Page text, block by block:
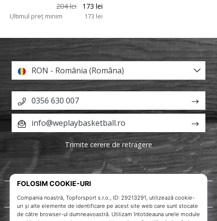
204 lei
173 lei
Ultimul preț minim 173 lei
Despre noi
RON - România (Româna)
0356 630 007
info@weplaybasketball.ro
Trimite cerere de retragere